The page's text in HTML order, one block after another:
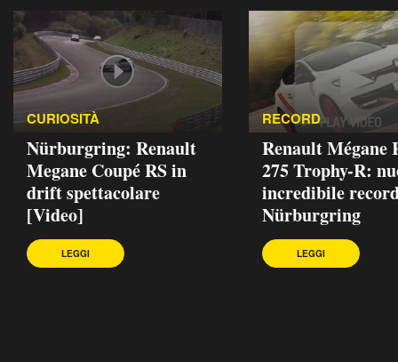
CURIOSITÀ
Nürburgring: Renault
Megane Coupé RS in
drift spettacolare
[Video]
LEGGI
RECORD
Renault Mégane
275 Trophy-R:
incredibile
Nürburgring
LEGGI